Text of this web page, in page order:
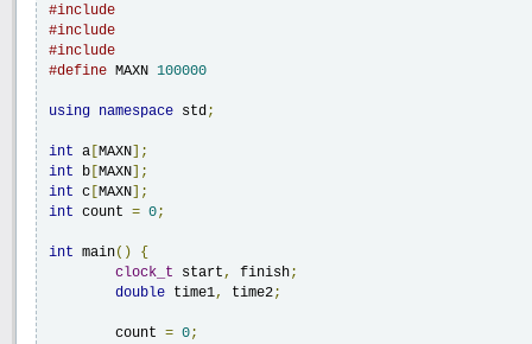
#include
#include
#include
#define MAXN 100000
using namespace std;
int a MAXN ];
int b MAXN ];
int c MAXN ];
int count = 0;
int main()
{
clock_t start, finish;
double time1, time2;
	count
= 0;